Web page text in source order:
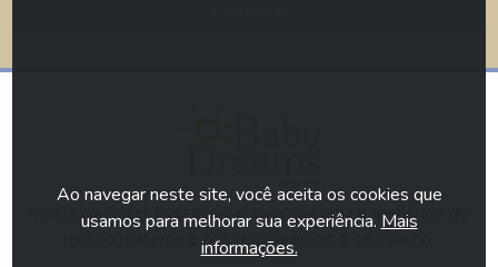
Venha conhecer nossa loja e vivenciar uma experiência do
mundo materno e nós realizaremos o seu sonho.
Ao navegar neste site, você aceita os cookies que
usamos para melhorar sua experiência. Mais
informações.